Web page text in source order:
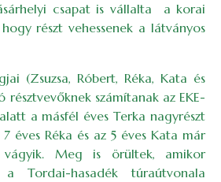
csapat is vállalta a korai
részt vehessenek a látványos
(Zsuzsa, Róbert, Réka, Kata és
résztvevőknek számítanak az EKE-
a másfél éves Terka nagyrészt
éves Réka és az 5 éves Kata már
Meg is örültek, amikor
Tordai-hasadék túraútvonala